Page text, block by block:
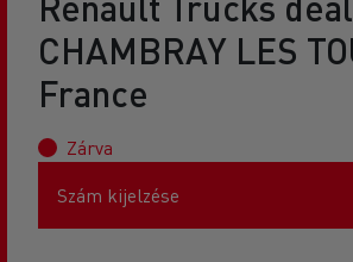
CHAMBRAY LES
France
Zárva
Szám kijelzése